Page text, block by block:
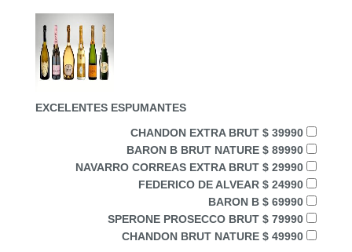
EXCELENTES ESPUMANTES
CHANDON EXTRA BRUT $ 39990
BARON B BRUT NATURE $ 89990
NAVARRO CORREAS EXTRA BRUT $ 29990
FEDERICO DE ALVEAR $ 24990
BARON B $ 69990
SPERONE PROSECCO BRUT $ 79990
CHANDON BRUT NATURE $ 49990